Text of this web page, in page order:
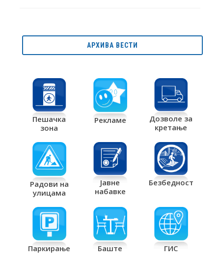
АРХИВА ВЕСТИ
Пешачка
зона
Рекламе
Дозволе за
кретање
Радови на
улицама
Јавне
набавке
Безбедност
Паркирање Баште ГИС